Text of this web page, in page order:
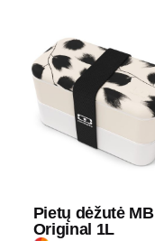
Medžiaga
Gramatūra / Talpa
Pietų dėžutė MB
Original 1L